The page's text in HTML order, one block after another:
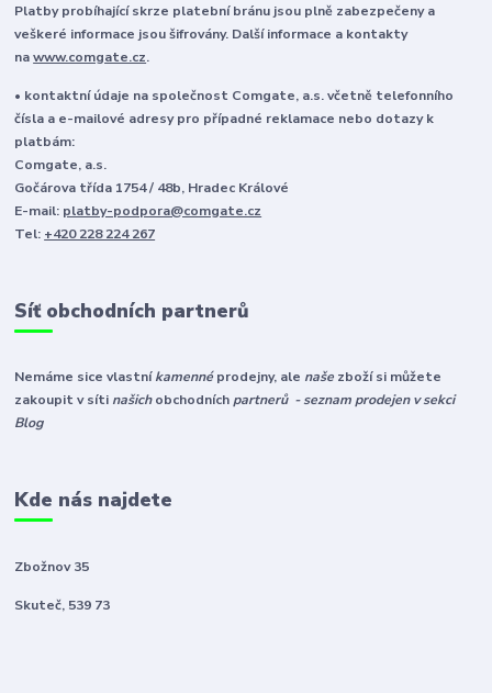
Platby probíhající skrze platební bránu jsou plně zabezpečeny a
veškeré informace jsou šifrovány. Další informace a kontakty
nawww.comgate.cz.
• kontaktní údaje na společnost Comgate, a.s. včetně telefonního
čísla a e-mailové adresy pro případné reklamace nebo dotazy k
platbám:
Comgate, a.s.
Gočárova třída 1754 / 48b, Hradec Králové
E-mail: platby-podpora@comgate.cz
Tel: +420 228 224 267
Síť obchodních partnerů
Nemáme sice vlastníkamennéprodejny, ale naše zboží si můžete
zakoupit v síti našichobchodníchpartnerů - seznam prodejen v sekci
Blog
Kde nás najdete
Zbožnov 35
Skuteč, 539 73